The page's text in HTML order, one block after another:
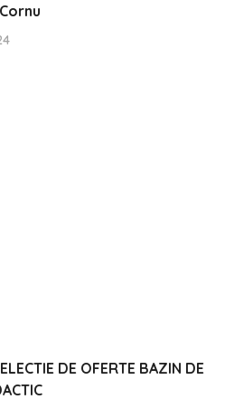
DE OFERTE BAZIN DE